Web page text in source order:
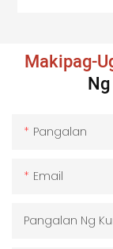
Makipag-
Pangalan
Email
Pangalan Ng